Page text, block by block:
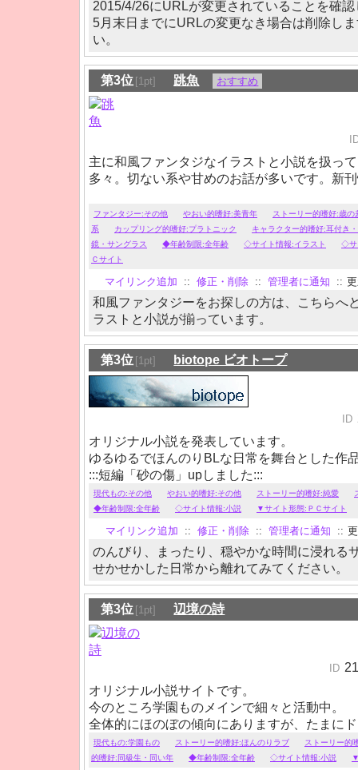
2015/4/26にURLが変更されていることを確
5月末日までにURLの変更なき場合は削除し
い。
第3位 [1pt] 跳魚 おすすめ
主に和風ファンタジなイラストと小説を扱っ
多々。切ない系や甘めのお話が多いです。新
ファンタジー:その他 やおい的嗜好:美青年
ストーリー的嗜好:歳の
系
カップリング的嗜好:プラトニック
キャラクター的嗜好:耳付き
鏡・サングラス
◆年齢制限:全年齢 ◇サイト情報:イラスト
◇サ
Ｃサイト
マイリンク追加 :: 修正・削除 :: 管理者に通知 ::
和風ファンタジーをお探しの方は、こちらへ
ラストと小説が揃っています。
第3位 [1pt] biotope ビオトープ
ID
オリジナル小説を発表しています。
ゆるゆるでほんのりBLな日常を舞台とした作
:::短編「砂の傷」upしました:::
現代もの:その他 やおい的嗜好:その他 ストーリー的嗜好:純愛
◆年齢制限:全年齢
◇サイト情報:小説 ▼サイト形態:ＰＣサイト
マイリンク追加 :: 修正・削除 :: 管理者に通知 ::
のんびり、まったり、穏やかな時間に浸れる
せかせかした日常から離れてみてください。
第3位 [1pt] 辺境の詩
ID
オリジナル小説サイトです。
今のところ学園ものメインで細々と活動中。
全体的にほのぼの傾向にありますが、たまに
ったりもします。
現代もの:学園もの ストーリー的嗜好:ほんのりラブ
ストーリー的
的嗜好:同級生・同い年
◆年齢制限:全年齢 ◇サイト情報:小説